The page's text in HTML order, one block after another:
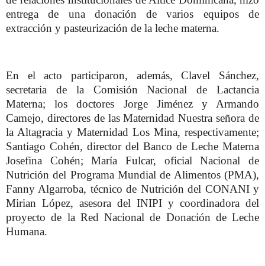
entrega de una donación de varios equipos de
extracción y pasteurización de la leche materna.
En el acto participaron, además, Clavel Sánchez,
secretaria de la Comisión Nacional de Lactancia
Materna; los doctores Jorge Jiménez y Armando
Camejo, directores de las Maternidad Nuestra señora de
la Altagracia y Maternidad Los Mina, respectivamente;
Santiago Cohén, director del Banco de Leche Materna
Josefina Cohén; María Fulcar, oficial Nacional de
Nutrición del Programa Mundial de Alimentos (PMA),
Fanny Algarroba, técnico de Nutrición del CONANI y
Mirian López, asesora del INIPI y coordinadora del
proyecto de la Red Nacional de Donación de Leche
Humana.